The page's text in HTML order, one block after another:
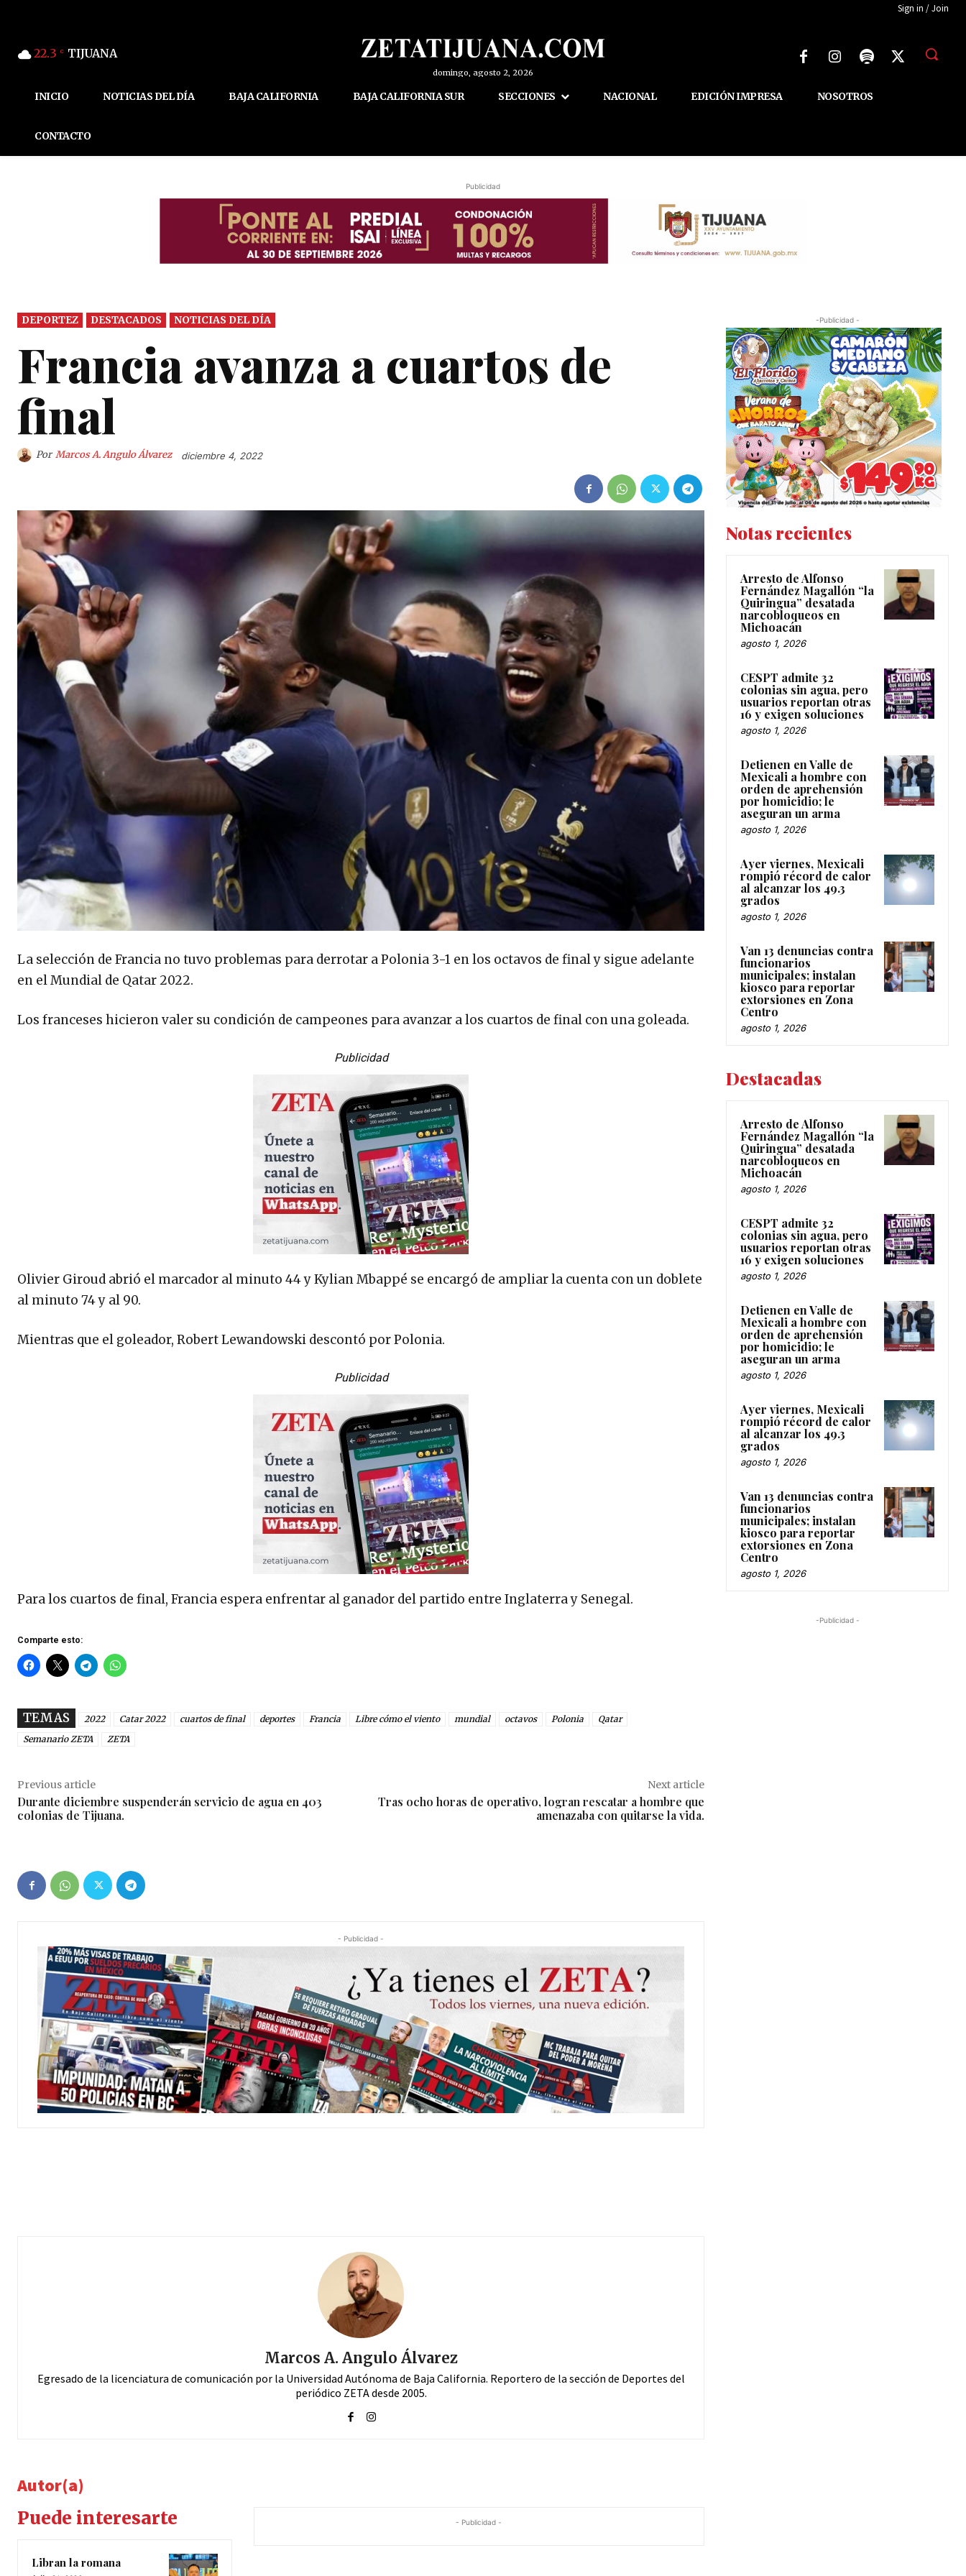
Sign in / Join
22.3 C TIJUANA
domingo, agosto 2, 2026
INICIO NOTICIAS DEL DÍA BAJA CALIFORNIA BAJA CALIFORNIA SUR SECCIONES NACIONAL EDICIÓN IMPRESA NOSOTROS
CONTACTO
Publicidad
DEPORTEZ DESTACADOS NOTICIAS DEL DÍA
Francia avanza a cuartos de
final
Por Marcos A. Angulo Álvarez diciembre 4, 2022
La selección de Francia no tuvo problemas para derrotar a Polonia 3-1 en los octavos de final y sigue adelante
en el Mundial de Qatar 2022.
Los franceses hicieron valer su condición de campeones para avanzar a los cuartos de final con una goleada.
Publicidad
Olivier Giroud abrió el marcador al minuto 44 y Kylian Mbappé se encargó de ampliar la cuenta con un doblete
al minuto 74 y al 90.
Mientras que el goleador, Robert Lewandowski descontó por Polonia.
Publicidad
Para los cuartos de final, Francia espera enfrentar al ganador del partido entre Inglaterra y Senegal.
Comparte esto:
TEMAS 2022 Catar 2022 cuartos de final deportes Francia Libre cómo el viento mundial octavos Polonia
Qatar
Semanario ZETA
ZETA
Previous article
Durante diciembre suspenderán servicio de agua en 403
colonias de Tijuana.
Next article
Tras ocho horas de operativo, logran rescatar a hombre que
amenazaba con quitarse la vida.
- Publicidad -
Marcos A. Angulo Álvarez
Egresado de la licenciatura de comunicación por la Universidad Autónoma de Baja California. Reportero de la sección de Deportes del
periódico ZETA desde 2005.
Autor(a)
Puede interesarte
Libran la romana
- Publicidad -
-Publicidad -
Notas recientes
Arresto de Alfonso
Fernández Magallón “la
Quiringua” desatada
narcobloqueos en
Michoacán
agosto 1, 2026
CESPT admite 32
colonias sin agua, pero
usuarios reportan otras
16 y exigen soluciones
agosto 1, 2026
Detienen en Valle de
Mexicali a hombre con
orden de aprehensión
por homicidio; le
aseguran un arma
agosto 1, 2026
Ayer viernes, Mexicali
rompió récord de calor
al alcanzar los 49.3
grados
agosto 1, 2026
Van 13 denuncias contra
funcionarios
municipales; instalan
kiosco para reportar
extorsiones en Zona
Centro
agosto 1, 2026
Destacadas
Arresto de Alfonso
Fernández Magallón “la
Quiringua” desatada
narcobloqueos en
Michoacán
agosto 1, 2026
CESPT admite 32
colonias sin agua, pero
usuarios reportan otras
16 y exigen soluciones
agosto 1, 2026
Detienen en Valle de
Mexicali a hombre con
orden de aprehensión
por homicidio; le
aseguran un arma
agosto 1, 2026
Ayer viernes, Mexicali
rompió récord de calor
al alcanzar los 49.3
grados
agosto 1, 2026
Van 13 denuncias contra
funcionarios
municipales; instalan
kiosco para reportar
extorsiones en Zona
Centro
agosto 1, 2026
-Publicidad -